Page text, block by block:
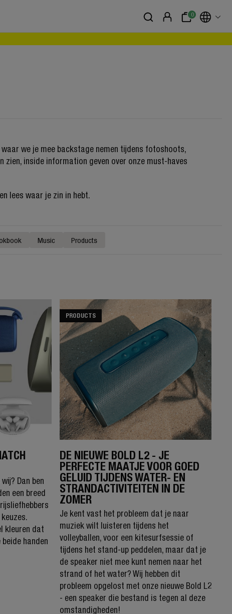
0
we je mee backstage nemen tijdens fotoshoots,
zien, inside information geven over onze must-haves
lees waar je zin in hebt.
Music Products
Dan ben
een breed
kleuren dat
handen
PRODUCTS
DE NIEUWE BOLD L2 - JE
PERFECTE MAATJE VOOR GOED
GELUID TIJDENS WATER- EN
STRANDACTIVITEITEN IN DE
ZOMER
Je kent vast het probleem dat je naar
muziek wilt luisteren tijdens het
volleyballen, voor een kitesurfsessie of
tijdens het stand-up peddelen, maar dat je
de speaker niet mee kunt nemen naar het
strand of het water? Wij hebben dit
probleem opgelost met onze nieuwe Bold L2
- een speaker die bestand is tegen al deze
omstandigheden!